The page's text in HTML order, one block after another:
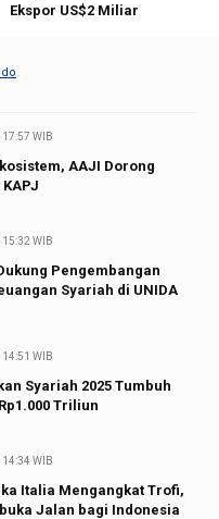
Ekspor US$2 Miliar
WIB
AAJI Dorong
WIB
Pengembangan
Syariah di UNIDA
WIB
Syariah 2025 Tumbuh
Triliun
WIB
Italia Mengangkat Trofi,
Jalan bagi Indonesia